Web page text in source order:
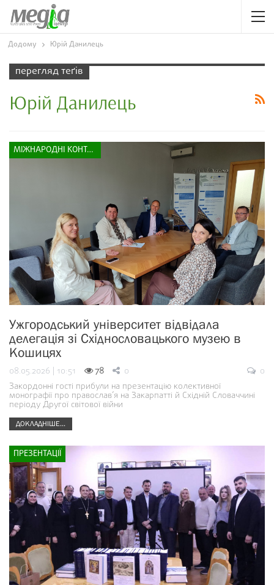
Додому Юрій Данилець
перегляд теґів
Юрій Данилець
МІЖНАРОДНІ КОНТАКТИ
Ужгородський університет відвідала
делегація зі Східнословацького музею в
Кошицях
08.05.2026 | 10:51 78 0
0
Закордонні гості прибули на презентацію колективної
монографії про православ’я на Закарпатті й Східній Словаччині
періоду Другої світової війни
ДОКЛАДНІШЕ...
ПРЕЗЕНТАЦІЇ